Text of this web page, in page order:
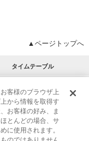
▲ページトップへ
タイムテーブル
チャート
リクエスト
ト&ご招待
客様のブラウザ上
から情報を取得す
お客様の好み、ま
とんどの場合、サ
に使用されます。